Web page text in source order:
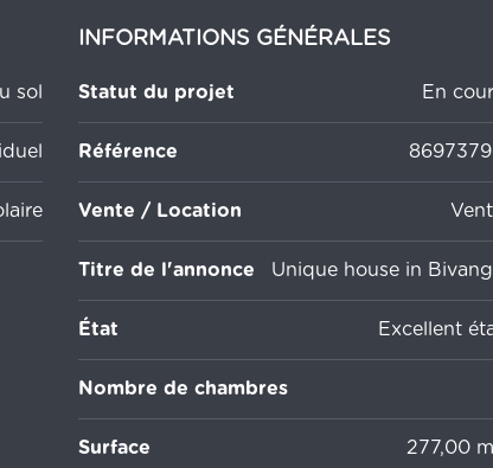
sol
INFORMATIONS GÉNÉRALES
Statut du projet En
Référence
Vente / Location
Titre de l'annonce Unique house in
État Excellent
Nombre de chambres
Surface 277,00 m